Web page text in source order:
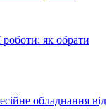
як обрати
обладнання від